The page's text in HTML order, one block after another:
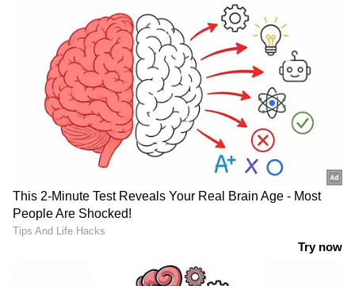
ഏഷ്യാനെറ്റ് ന്യൂസ് വാർത്തകൾ.Malayalam
Live Newsതത്സമയ അപ്‌ഡേറ്റുകളും
ആഴത്തിലുള്ള വിശകലനവും സമഗ്രമായ
റിപ്പോർട്ടിംഗും — എല്ലാം ഒരൊറ്റ സ്ഥലത്ത്.
ഏത് സമയത്തും, എവിടെയും
വിശ്വസനീയമായ വാർത്തകൾ ലഭിക്കാൻ
Asianet News Malayalam
ABOUT THE AUTHOR
Sangeetha KS
2024 മുതല്‍ ഏഷ്യാനെറ്റ് ന്യൂസ് ഓണ്‍ലൈനില്‍
ജേണലിസത്തില്‍ ബിരുദവും പോസ്റ്റ് ഗ്രാജുവേഷനും